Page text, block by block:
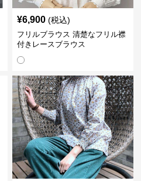
¥6,900 (税込)
フリルブラウス 清楚なフリル襟
付きレースブラウス